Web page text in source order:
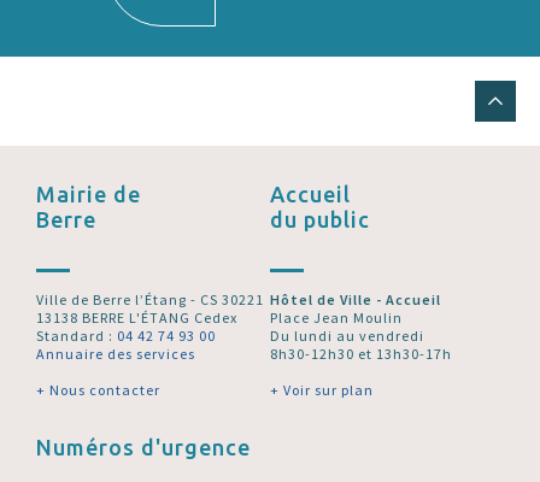
Mairie de
Berre
Ville de Berre l’Étang - CS 30221
13138 BERRE L'ÉTANG Cedex
Standard : 04 42 74 93 00
Annuaire des services
+ Nous contacter
Accueil
du public
Hôtel de Ville - Accueil
Place Jean Moulin
Du lundi au vendredi
8h30-12h30 et 13h30-17h
+ Voir sur plan
Numéros d'urgence